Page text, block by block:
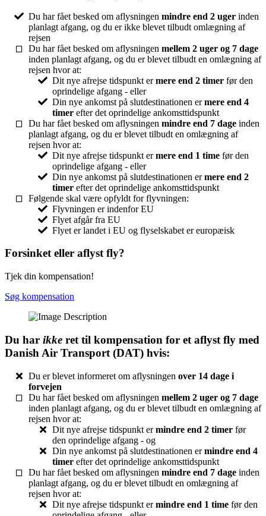
Du har fået besked om aflysningen mindre end 2 uger inden
planlagt afgang, og du er ikke blevet tilbudt omlægning af
rejsen
Du har fået besked om aflysningen mellem 2 uger og 7 dage
inden planlagt afgang, og du er blevet tilbudt en omlægning af
rejsen hvor at:
Dit nye afrejse tidspunkt ermere end 2 timer før den
oprindelige afgang - eller
Din nye ankomst på slutdestinationen ermere end 4
timer efter det oprindelige ankomsttidspunkt
Du har fået besked om aflysningen mindre end 7 dage inden
planlagt afgang, og du er blevet tilbudt en omlægning af
rejsen hvor at:
Dit nye afrejse tidspunkt ermere end 1 time før den
oprindelige afgang - eller
Din nye ankomst på slutdestinationen ermere end 2
timer efter det oprindelige ankomsttidspunkt
Følgende skal være opfyldt for flyvningen:
Flyvningen er indenfor EU
Flyet afgår fra EU
Flyet er landet i EU og flyselskabet er europæisk
Forsinket eller aflyst fly?
Tjek din kompensation!
Søg kompensation
Du har ikke ret til kompensation for et aflyst fly med
Danish Air Transport (DAT) hvis:
Du er blevet informeret om aflysningen over 14 dage i
forvejen
Du har fået besked om aflysningen mellem 2 uger og 7 dage
inden planlagt afgang, og du er blevet tilbudt en omlægning af
rejsen hvor at:
Dit nye afrejse tidspunkt ermindre end 2 timer før
den oprindelige afgang - og
Din nye ankomst på slutdestinationen ermindre end 4
timer efter det oprindelige ankomsttidspunkt
Du har fået besked om aflysningen mindre end 7 dage inden
planlagt afgang, og du er blevet tilbudt en omlægning af
rejsen hvor at:
Dit nye afrejse tidspunkt ermindre end 1 time før den